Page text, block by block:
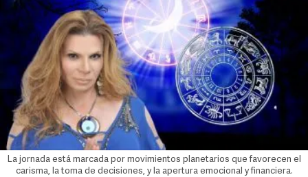
La jornada está marcada por movimientos planetarios que favorecen el
carisma, la toma de decisiones, y la apertura emocional y financiera.